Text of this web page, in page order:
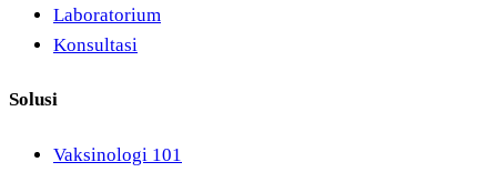
Laboratorium
Konsultasi
Solusi
Vaksinologi 101